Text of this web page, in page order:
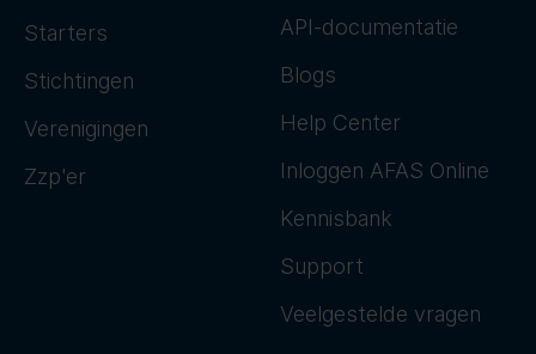
Starters
Stichtingen
Verenigingen
Zzp'er
API-documentatie
Blogs
Help Center
Inloggen AFAS Online
Kennisbank
Support
Veelgestelde vragen